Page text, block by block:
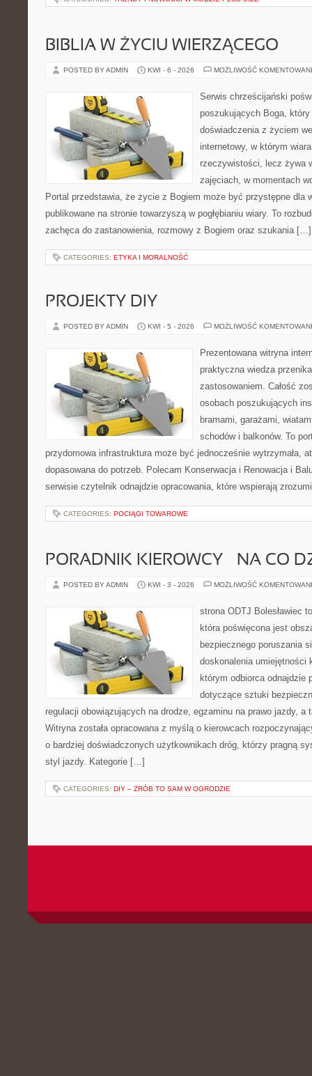
BIBLIA W ŻYCIU WIERZĄCEGO
POSTED BY ADMIN KWI - 6 - 2026 MOŻLIWOŚĆ
Serwis chrześcijański
poszukujących Boga,
doświadczenia z życiem
internetowy, w którym
rzeczywistości, lecz żywa
zajęciach, w momentach
Portal przedstawia, że życie z Bogiem może być przystępne dla
publikowane na stronie towarzyszą w pogłębianiu wiary. To
zachęca do zastanowienia, rozmowy z Bogiem oraz szukania […]
CATEGORIES: ETYKA I MORALNOŚĆ
PROJEKTY DIY
POSTED BY ADMIN KWI - 5 - 2026 MOŻLIWOŚĆ
Prezentowana witryna
praktyczna wiedza
zastosowaniem. Całość
osobach poszukujących
bramami, garażami,
schodów i balkonów. To
przydomowa infrastruktura może być jednocześnie wytrzymała,
dopasowana do potrzeb. Polecam Konserwacja i Renowacja i
serwisie czytelnik odnajdzie opracowania, które wspierają
CATEGORIES: POCIĄGI TOWAROWE
PORADNIK KIEROWCY – NA CO
POSTED BY ADMIN KWI - 3 - 2026 MOŻLIWOŚĆ
strona ODTJ Bolesławiec
która poświęcona jest
bezpiecznego poruszania
doskonalenia umiejętności
którym odbiorca odnajdzie
dotyczące sztuki
regulacji obowiązujących na drodze, egzaminu na prawo jazdy, a
Witryna została opracowana z myślą o kierowcach
o bardziej doświadczonych użytkownikach dróg, którzy pragną
styl jazdy. Kategorie […]
CATEGORIES: DIY – ZRÓB TO SAM W OGRODZIE